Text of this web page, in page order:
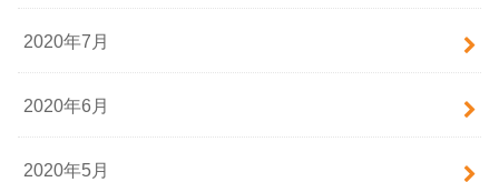
2020年7月
2020年6月
2020年5月